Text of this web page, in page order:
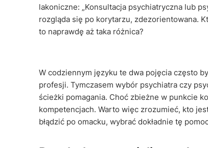
lakoniczne: „Konsultacja psychiatryczna lub
rozgląda się po korytarzu, zdezorientowana.
to naprawdę aż taka różnica?
W codziennym języku te dwa pojęcia często
profesji. Tymczasem wybór psychiatra czy
ścieżki pomagania. Choć zbieżne w punkcie
kompetencjach. Warto więc zrozumieć, kto
błądzić po omacku, wybrać dokładnie tę